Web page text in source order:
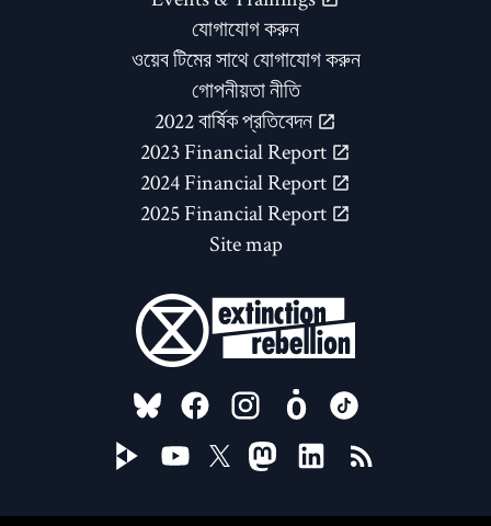
যোগাযোগ করুন
ওয়েব টিমের সাথে যোগাযোগ করুন
গোপনীয়তা নীতি
2022 বার্ষিক প্রতিবেদন
2023 Financial Report
2024 Financial Report
2025 Financial Report
Site map
FOLLOW US ON